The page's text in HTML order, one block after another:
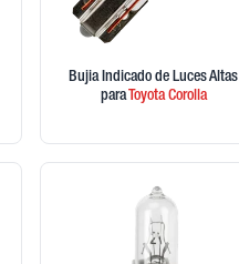
Bujia Indicado de Luces Altas
para ToyotaCorolla